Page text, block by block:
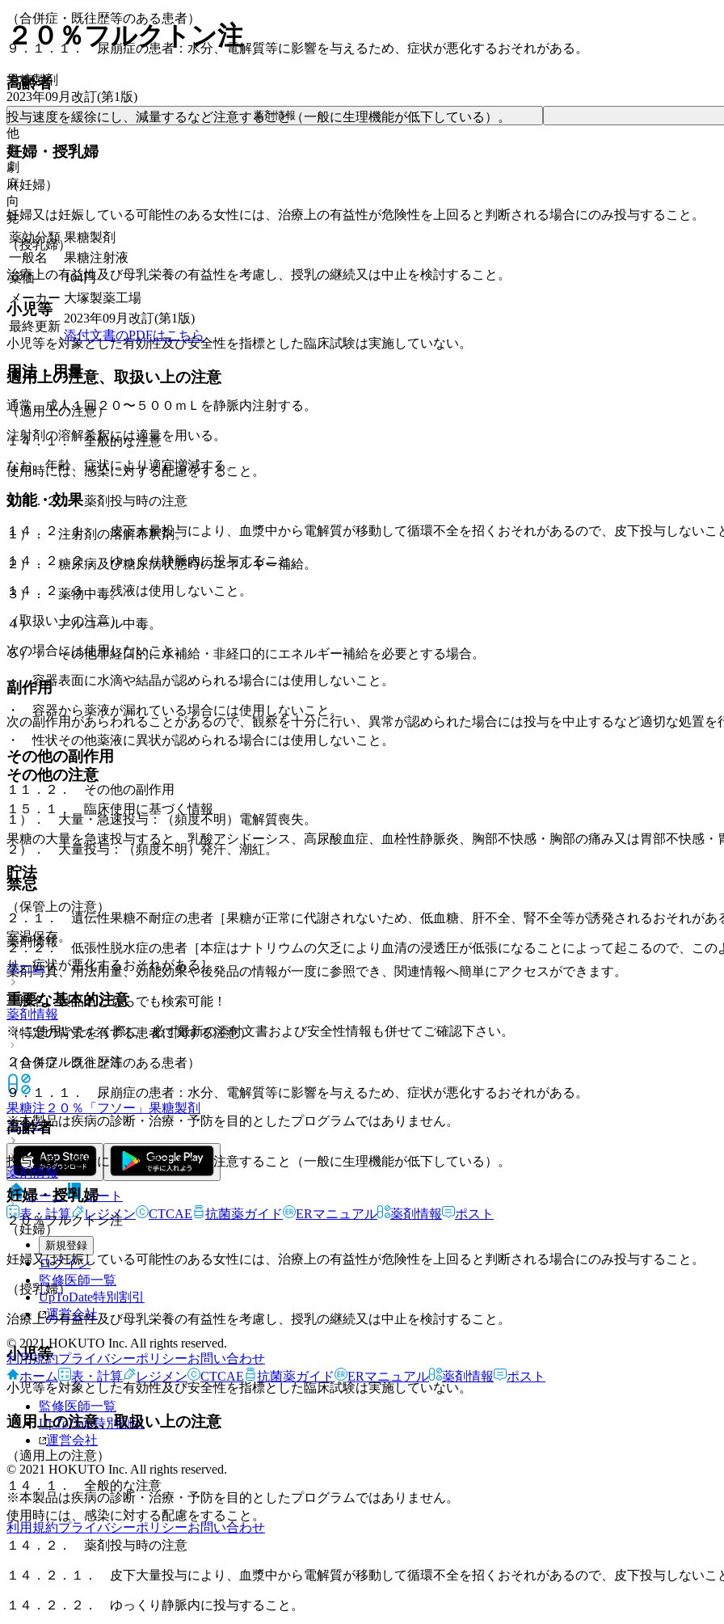
（合併症・既往歴等のある患者）
９．１．１． 尿崩症の患者：水分、電解質等に影響を与えるため、症状が悪化するおそれがある。
高齢者
投与速度を緩徐にし、減量するなど注意すること（一般に生理機能が低下している）。
妊婦・授乳婦
（妊婦）
妊婦又は妊娠している可能性のある女性には、治療上の有益性が危険性を上回ると判断される場合にのみ投与すること。
（授乳婦）
治療上の有益性及び母乳栄養の有益性を考慮し、授乳の継続又は中止を検討すること。
小児等
小児等を対象とした有効性及び安全性を指標とした臨床試験は実施していない。
適用上の注意、取扱い上の注意
（適用上の注意）
１４．１． 全般的な注意
使用時には、感染に対する配慮をすること。
１４．２． 薬剤投与時の注意
１４．２．１． 皮下大量投与により、血漿中から電解質が移動して循環不全を招くおそれがあるので、皮下投与しないこ
１４．２．２． ゆっくり静脈内に投与すること。
１４．２．３． 残液は使用しないこと。
（取扱い上の注意）
次の場合には使用しないこと。
・ 容器表面に水滴や結晶が認められる場合には使用しないこと。
・ 容器から薬液が漏れている場合には使用しないこと。
・ 性状その他薬液に異状が認められる場合には使用しないこと。
その他の注意
１５．１． 臨床使用に基づく情報
果糖の大量を急速投与すると、乳酸アシドーシス、高尿酸血症、血栓性静脈炎、胸部不快感・胸部の痛み又は胃部不快感
貯法
（保管上の注意）
室温保存。
ホーム
薬剤情報
２０％フルクトン注
果糖注２０％「フソー」 果糖製剤
ホーム
薬剤情報
２０％フルクトン注
２０％フルクトン注
果糖製剤
2023年09月改訂(第1版)
薬剤情報
他
毒
劇
麻
向
覚
薬効分類 果糖製剤
一般名
果糖注射液
薬価
104円
メーカー 大塚製薬工場
最終更新
2023年09月改訂(第1版)
添付文書のPDFはこちら
用法・用量
通常、成人１回２０〜５００ｍＬを静脈内注射する。
注射剤の溶解希釈には適量を用いる。
なお、年齢、症状により適宜増減する。
効能・効果
１）． 注射剤の溶解希釈剤。
２）． 糖尿病及び糖尿病状態時のエネルギー補給。
３）． 薬物中毒。
４）． アルコール中毒。
５）． その他非経口的に水補給・非経口的にエネルギー補給を必要とする場合。
副作用
次の副作用があらわれることがあるので、観察を十分に行い、異常が認められた場合には投与を中止するなど適切な処置を
その他の副作用
１１．２． その他の副作用
１）． 大量・急速投与：（頻度不明）電解質喪失。
２）． 大量投与：（頻度不明）発汗、潮紅。
禁忌
２．１． 遺伝性果糖不耐症の患者［果糖が正常に代謝されないため、低血糖、肝不全、腎不全等が誘発されるおそれがあ
２．２． 低張性脱水症の患者［本症はナトリウムの欠乏により血清の浸透圧が低張になることによって起こるので、こ
り、症状が悪化するおそれがある］。
重要な基本的注意
（特定の背景を有する患者に関する注意）
（合併症・既往歴等のある患者）
９．１．１． 尿崩症の患者：水分、電解質等に影響を与えるため、症状が悪化するおそれがある。
高齢者
投与速度を緩徐にし、減量するなど注意すること（一般に生理機能が低下している）。
妊婦・授乳婦
（妊婦）
妊婦又は妊娠している可能性のある女性には、治療上の有益性が危険性を上回ると判断される場合にのみ投与すること。
（授乳婦）
治療上の有益性及び母乳栄養の有益性を考慮し、授乳の継続又は中止を検討すること。
小児等
小児等を対象とした有効性及び安全性を指標とした臨床試験は実施していない。
適用上の注意、取扱い上の注意
（適用上の注意）
１４．１． 全般的な注意
使用時には、感染に対する配慮をすること。
１４．２． 薬剤投与時の注意
１４．２．１． 皮下大量投与により、血漿中から電解質が移動して循環不全を招くおそれがあるので、皮下投与しないこ
１４．２．２． ゆっくり静脈内に投与すること。
薬剤情報
薬剤写真、用法用量、効能効果や後発品の情報が一度に参照でき、関連情報へ簡単にアクセスができます。
一般名、製品名どちらでも検索可能！
※ ご使用いただく際に、必ず最新の添付文書および安全性情報も併せてご確認下さい。
※本製品は疾病の診断・治療・予防を目的としたプログラムではありません。
ホーム
ノート
表・計算
レジメン CTCAE 抗菌薬ガイド ERマニュアル 薬剤情報 ポスト
新規登録
ログイン
監修医師一覧
UpToDate特別割引
運営会社
© 2021 HOKUTO Inc. All rights reserved.
利用規約プライバシーポリシーお問い合わせ
ホーム
表・計算 レジメン CTCAE 抗菌薬ガイド ERマニュアル 薬剤情報 ポスト
監修医師一覧
UpToDate特別割引
運営会社
© 2021 HOKUTO Inc. All rights reserved.
※本製品は疾病の診断・治療・予防を目的としたプログラムではありません。
利用規約プライバシーポリシーお問い合わせ